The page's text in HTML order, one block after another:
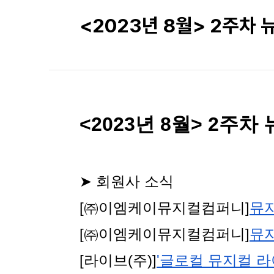
<2023년 8월> 2주차
<2023년 8월> 2주차
➤ 회원사 소식
[㈜이엠케이뮤지컬컴퍼니]뮤
[㈜이엠케이뮤지컬컴퍼니]뮤
[라이브(주)]'글로컬 뮤지컬